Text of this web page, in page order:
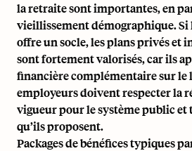
la retraite sont importantes, en
vieillissement démographique. Si
offre un socle, les plans privés et
sont fortement valorisés, car ils
financière complémentaire sur le
employeurs doivent respecter la
vigueur pour le système public et
qu’ils proposent.
Packages de bénéfices typiques